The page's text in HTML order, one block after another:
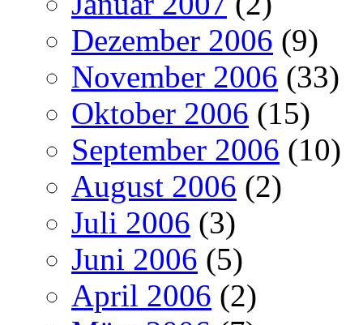
Dezember 2006 (9)
November 2006 (33)
Oktober 2006 (15)
September 2006 (10)
August 2006 (2)
Juli 2006 (3)
Juni 2006 (5)
April 2006 (2)